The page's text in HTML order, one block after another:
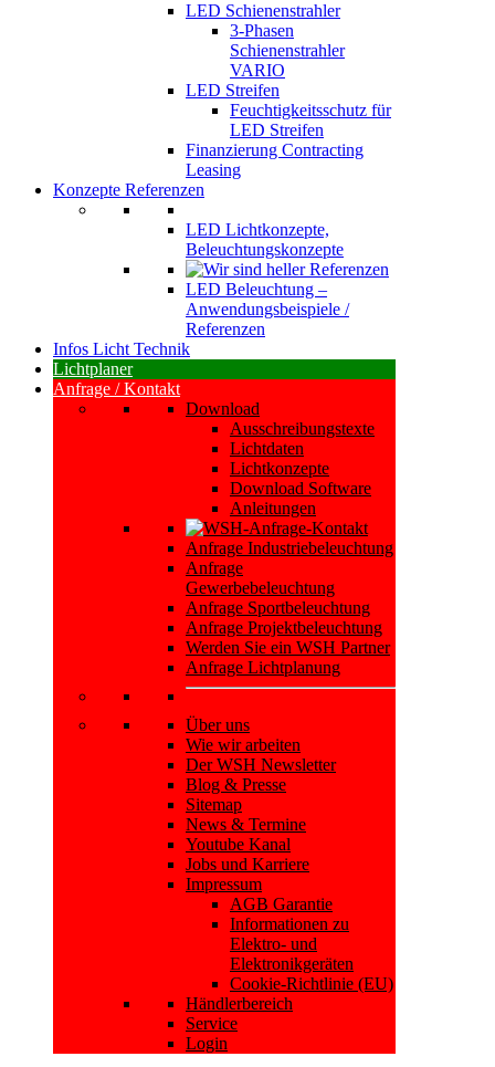
LED Schienenstrahler
3-Phasen
Schienenstrahler
VARIO
LED Streifen
Feuchtigkeitsschutz für
LED Streifen
Finanzierung Contracting
Leasing
Konzepte Referenzen
LED Lichtkonzepte,
Beleuchtungskonzepte
LED Beleuchtung –
Anwendungsbeispiele /
Referenzen
Infos Licht Technik
Lichtplaner
Anfrage / Kontakt
Download
Ausschreibungstexte
Lichtdaten
Lichtkonzepte
Download Software
Anleitungen
Anfrage Industriebeleuchtung
Anfrage
Gewerbebeleuchtung
Anfrage Sportbeleuchtung
Anfrage Projektbeleuchtung
Werden Sie ein WSH Partner
Anfrage Lichtplanung
Über uns
Wie wir arbeiten
Der WSH Newsletter
Blog & Presse
Sitemap
News & Termine
Youtube Kanal
Jobs und Karriere
Impressum
AGB Garantie
Informationen zu
Elektro- und
Elektronikgeräten
Cookie-Richtlinie (EU)
Händlerbereich
Service
Login